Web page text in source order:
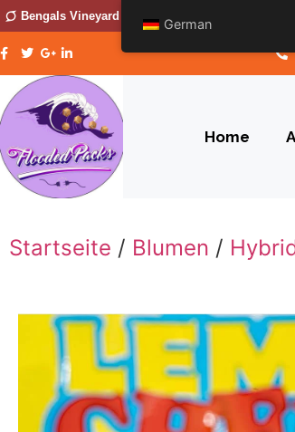
Bengals Vineyard
Home
Startseite / Blumen /
German